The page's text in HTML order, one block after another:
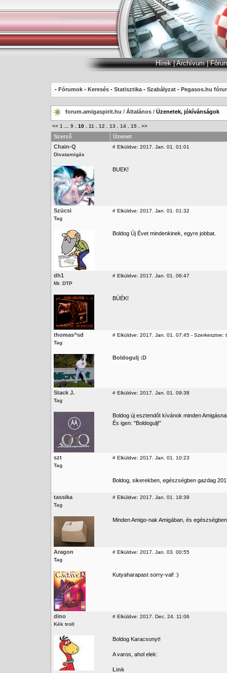
Hírek|Archívum|
- Fórumok - Keresés - Statisztika - Szabályzat - Pegasos.hu
forum.amigaspirit.hu / Általános / Üzenetek, jókívánságok
<< 1 9 10 11 12 13 14 15 >>
Szerző
Üzenet
Chain-Q
Divatamigás
# Elküldve: 2017. Jan. 01. 01:01
BUEK!
Szücsi
Tag
# Elküldve: 2017. Jan. 01. 01:32
Boldog Új Évet mindenkinek, egyre jobbat.
dh1
Mr. DTP
# Elküldve: 2017. Jan. 01. 06:47
BÚÉK!
thomas^sd
Tag
# Elküldve: 2017. Jan. 01. 07:45 - Szerkesztve:
Boldogulj :D
Stack J.
Tag
# Elküldve: 2017. Jan. 01. 09:38
Boldog új esztendőt kívánok minden
És igen: "Boldogulj!"
szt
Tag
# Elküldve: 2017. Jan. 01. 10:23
Boldog, sikerekben, egészségben gazdag
tassika
Tag
# Elküldve: 2017. Jan. 01. 18:39
Minden Amigo-nak Amigában, és
Aragon
Tag
# Elküldve: 2017. Jan. 03. 00:55
Kutyaharapast sorry-val! :)
dino
Kék troll
# Elküldve: 2017. Dec. 24. 11:06
Boldog Karacsonyt!
A varos, ahol elek:
Link